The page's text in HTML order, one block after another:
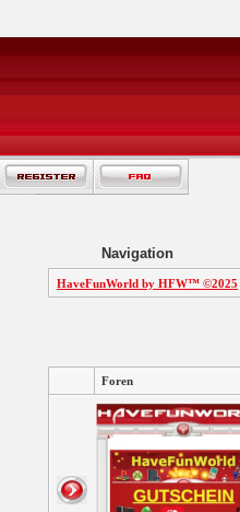
Navigation
HaveFunWorld by HFW™ ©2025
Foren